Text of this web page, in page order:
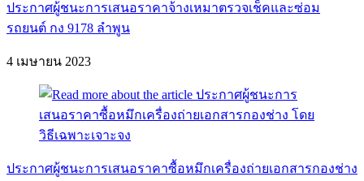
ประกาศผู้ชนะการเสนอราคาจ้างเหมาตรวจเช็คและซ่อม
รถยนต์ กง 9178 ลำพูน
4 เมษายน 2023
ประกาศผู้ชนะการเสนอราคาซื้อหมึกเครื่องถ่ายเอกสารกองช่าง